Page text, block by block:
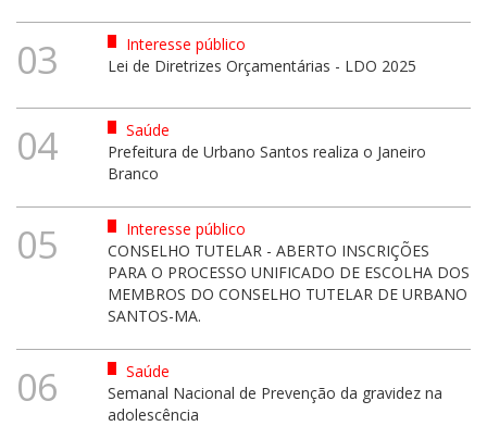
03
Interesse público
Lei de Diretrizes Orçamentárias - LDO 2025
04
Saúde
Prefeitura de Urbano Santos realiza o Janeiro
Branco
05
Interesse público
CONSELHO TUTELAR - ABERTO INSCRIÇÕES
PARA O PROCESSO UNIFICADO DE ESCOLHA DOS
MEMBROS DO CONSELHO TUTELAR DE URBANO
SANTOS-MA.
06
Saúde
Semanal Nacional de Prevenção da gravidez na
adolescência